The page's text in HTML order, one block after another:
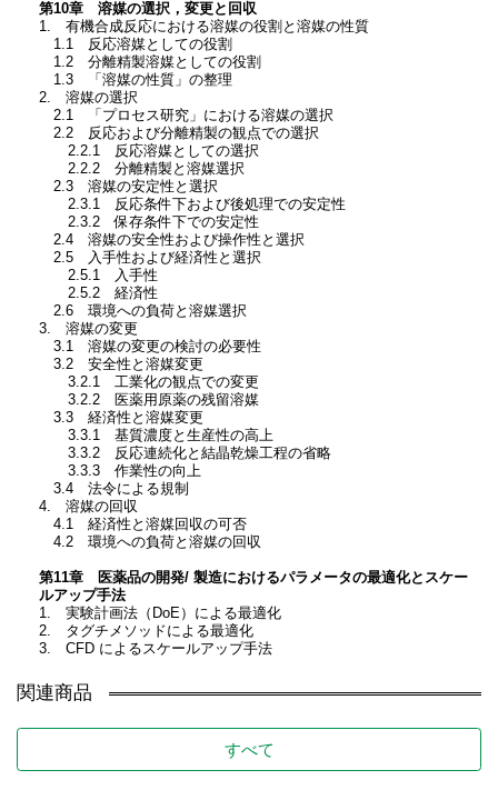
第10章 溶媒の選択，変更と回収
1. 有機合成反応における溶媒の役割と溶媒の性質
1.1 反応溶媒としての役割
1.2 分離精製溶媒としての役割
1.3 「溶媒の性質」の整理
2. 溶媒の選択
2.1 「プロセス研究」における溶媒の選択
2.2 反応および分離精製の観点での選択
2.2.1 反応溶媒としての選択
2.2.2 分離精製と溶媒選択
2.3 溶媒の安定性と選択
2.3.1 反応条件下および後処理での安定性
2.3.2 保存条件下での安定性
2.4 溶媒の安全性および操作性と選択
2.5 入手性および経済性と選択
2.5.1 入手性
2.5.2 経済性
2.6 環境への負荷と溶媒選択
3. 溶媒の変更
3.1 溶媒の変更の検討の必要性
3.2 安全性と溶媒変更
3.2.1 工業化の観点での変更
3.2.2 医薬用原薬の残留溶媒
3.3 経済性と溶媒変更
3.3.1 基質濃度と生産性の高上
3.3.2 反応連続化と結晶乾燥工程の省略
3.3.3 作業性の向上
3.4 法令による規制
4. 溶媒の回収
4.1 経済性と溶媒回収の可否
4.2 環境への負荷と溶媒の回収
第11章 医薬品の開発/ 製造におけるパラメータの最適化とスケー
ルアップ手法
1. 実験計画法（DoE）による最適化
2. タグチメソッドによる最適化
3. CFD によるスケールアップ手法
関連商品
すべて